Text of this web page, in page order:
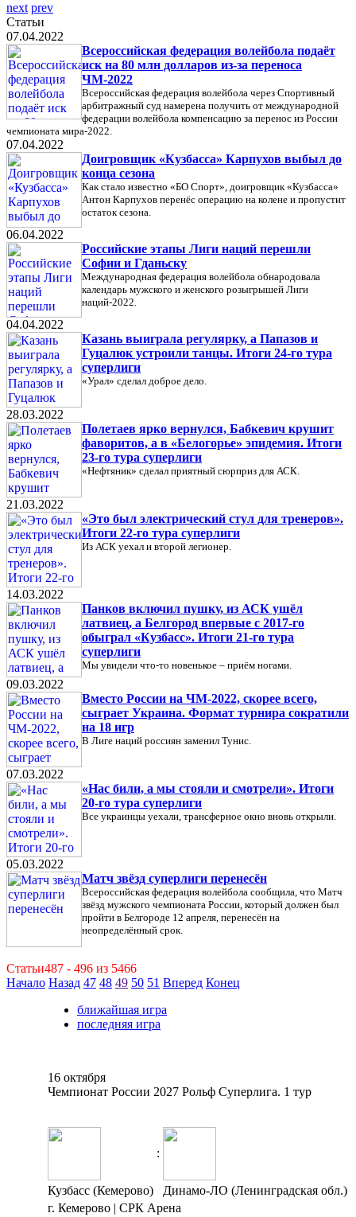
next prev
Статьи
07.04.2022
Всероссийская федерация волейбола подаёт
иск на 80 млн долларов из-за переноса
ЧМ-2022
Всероссийская федерация волейбола через Спортивный
арбитражный суд намерена получить от международной
федерации волейбола компенсацию за перенос из России
чемпионата мира-2022.
07.04.2022
Доигровщик «Кузбасса» Карпухов выбыл до
конца сезона
Как стало известно «БО Спорт», доигровщик «Кузбасса»
Антон Карпухов перенёс операцию на колене и пропустит
остаток сезона.
06.04.2022
Российские этапы Лиги наций перешли
Софии и Гданьску
Международная федерация волейбола обнародовала
календарь мужского и женского розыгрышей Лиги
наций-2022.
04.04.2022
Казань выиграла регулярку, а Папазов и
Гуцалюк устроили танцы. Итоги 24-го тура
суперлиги
«Урал» сделал доброе дело.
28.03.2022
Полетаев ярко вернулся, Бабкевич крушит
фаворитов, а в «Белогорье» эпидемия. Итоги
23-го тура суперлиги
«Нефтяник» сделал приятный сюрприз для АСК.
21.03.2022
«Это был электрический стул для тренеров».
Итоги 22-го тура суперлиги
Из АСК уехал и второй легионер.
14.03.2022
Панков включил пушку, из АСК ушёл
латвиец, а Белгород впервые с 2017-го
обыграл «Кузбасс». Итоги 21-го тура
суперлиги
Мы увидели что-то новенькое – приём ногами.
09.03.2022
Вместо России на ЧМ-2022, скорее всего,
сыграет Украина. Формат турнира сократили
на 18 игр
В Лиге наций россиян заменил Тунис.
07.03.2022
«Нас били, а мы стояли и смотрели». Итоги
20-го тура суперлиги
Все украинцы уехали, трансферное окно вновь открыли.
05.03.2022
Матч звёзд суперлиги перенесён
Всероссийская федерация волейбола сообщила, что Матч
звёзд мужского чемпионата России, который должен был
пройти в Белгороде 12 апреля, перенесён на
неопределённый срок.
Статьи487 - 496 из 5466
Начало Назад 47 48 49 50 51 Вперед Конец
ближайшая игра
последняя игра
16 октября
Чемпионат России 2027 Рольф Суперлига. 1 тур
:
Кузбасс (Кемерово)
Динамо-ЛО (Ленинградская обл.)
г. Кемерово | СРК Арена